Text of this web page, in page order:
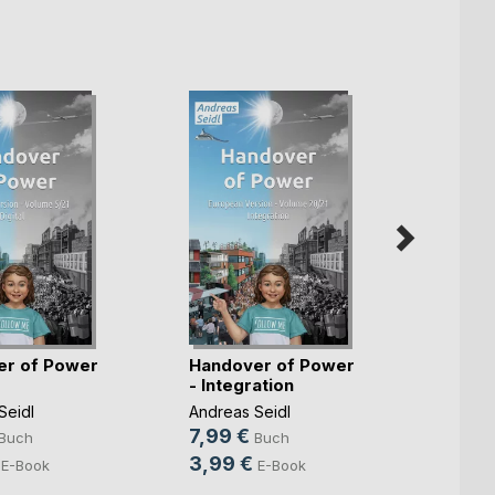
of Power
E-Book
Handover of Power
- Integration
Andreas Seidl
7,99 € Buch
3,99 € E-Book